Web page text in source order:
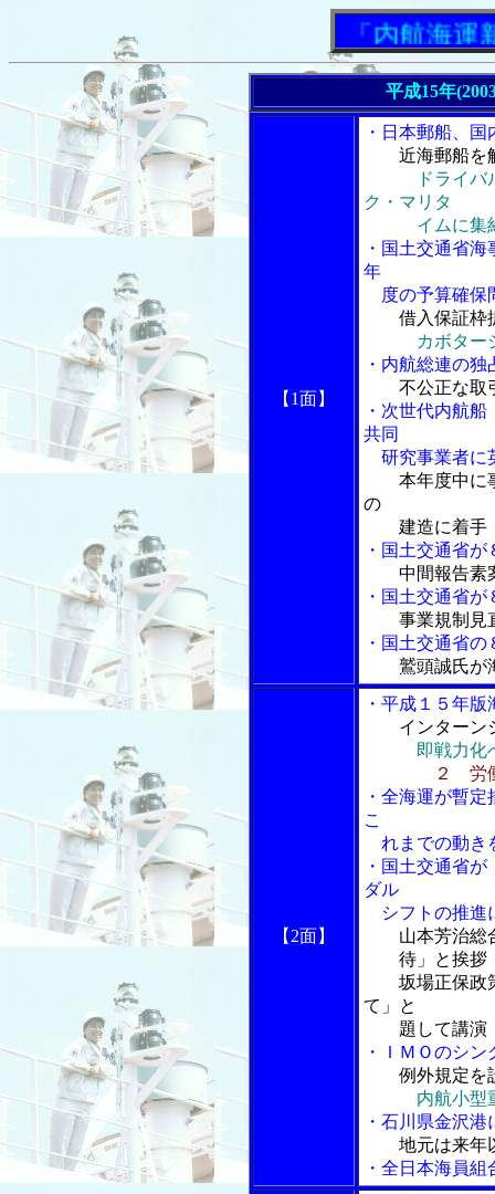
「内航海運新聞
平成15年
【1面】
・日本郵船、
近海郵船を
ドライ
ク・マリタ
イムに集
・国土交通省
年
度の予算確保
借入保証枠
カボター
・内航総連の
不公正な取
・次世代内航
共同
研究事業者に
本年度中に
の
建造に着手
・国土交通省
中間報告素
・国土交通省
事業規制見
・国土交通省
鷲頭誠氏が
【2面】
・平成１５年
インターン
即戦力化
２ 労
・全海運が暫
こ
れまでの動き
・国土交通省
ダル
シフトの推進
山本芳治総
待」と挨拶
坂場正保政策
て」と
題して講演
・ＩＭＯのシ
例外規定を
内航小型
・石川県金沢
地元は来年
・全日本海員